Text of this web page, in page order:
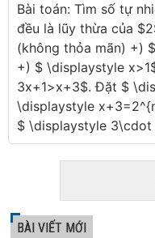
Bài toán: Tìm số tự
đều là lũy thừa của
(không thỏa mãn) +)
+) $ \displaystyle
3x+1>x+3$. Đặt $
\displaystyle
$ \displaystyle
BÀI VIẾT MỚI